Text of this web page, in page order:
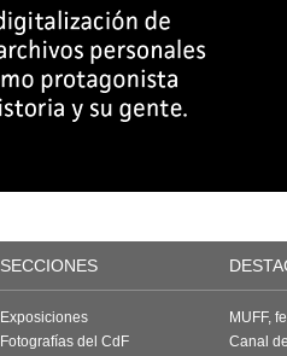
SECCIONES
Exposiciones
Fotografías del CdF
MUFF,
Canal